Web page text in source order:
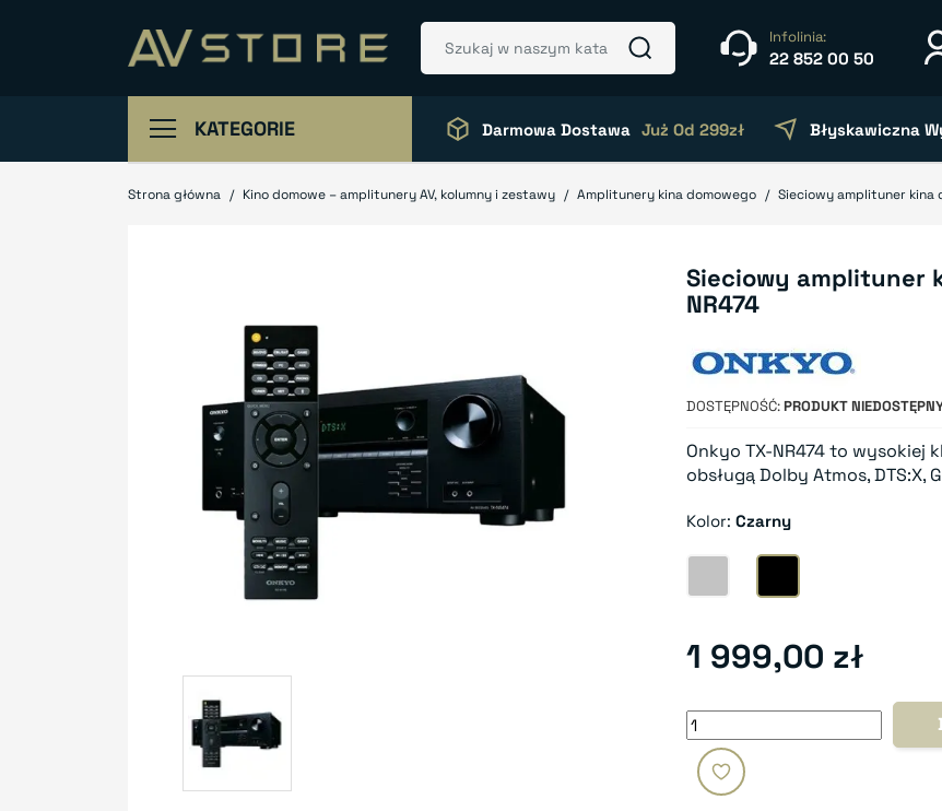
Infolinia:
22 852 00 50
KATEGORIE Darmowa Dostawa Już Od 299zł Błyskawiczna
Strona główna Kino domowe – amplitunery AV, kolumny i zestawy Amplitunery kina domowego Sieciowy amplituner kina
Sieciowy amplituner
NR474
DOSTĘPNOŚĆ PRODUKT
Onkyo TX-NR474 to wysokiej
obsługą Dolby Atmos, DTS:X,
Kolor:Czarny
Srebrny Czarny
1 999,00 zł